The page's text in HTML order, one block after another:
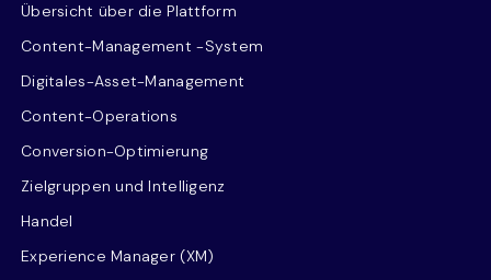
Übersicht über die Plattform
Content-Management -System
Digitales-Asset-Management
Content-Operations
Conversion-Optimierung
Zielgruppen und Intelligenz
Handel
Experience Manager (XM)